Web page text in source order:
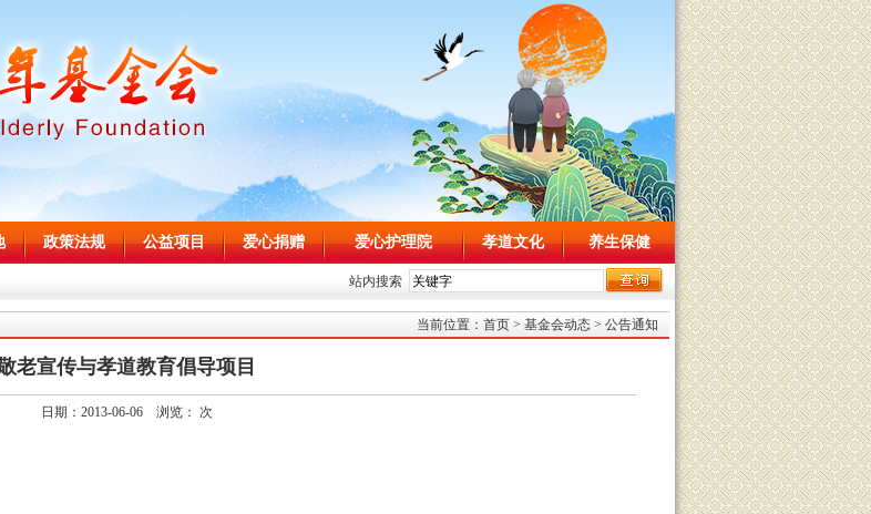
政策法规 公益项目 爱心捐赠 爱心护理院 孝道文化 养生保健
站内搜索
当前位置： 首页 > 基金会动态 > 公告通知
老宣传与孝道教育倡导项目
日期：2013-06-06 浏览： 次